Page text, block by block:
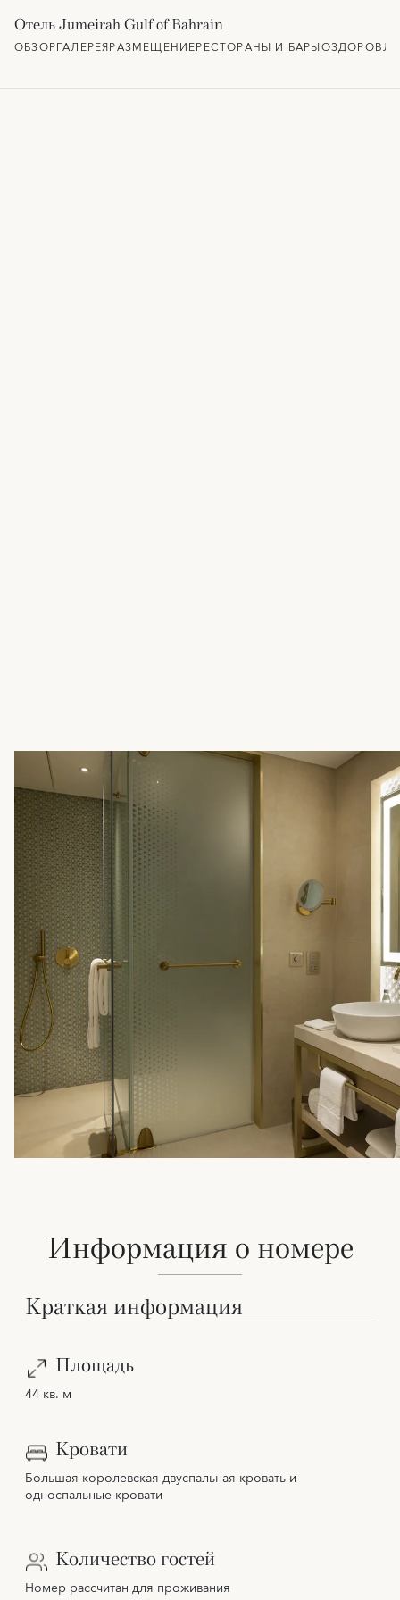
Отель Jumeirah Gulf of Bahrain
ОБЗОРГАЛЕРЕЯРАЗМЕЩЕНИЕРЕСТОРАНЫ И БАРЫ
Информация о номере
Краткая информация
Площадь
44 кв. м
Кровати
Большая королевская двуспальная кровать и
односпальные кровати
Количество гостей
Номер рассчитан для проживания